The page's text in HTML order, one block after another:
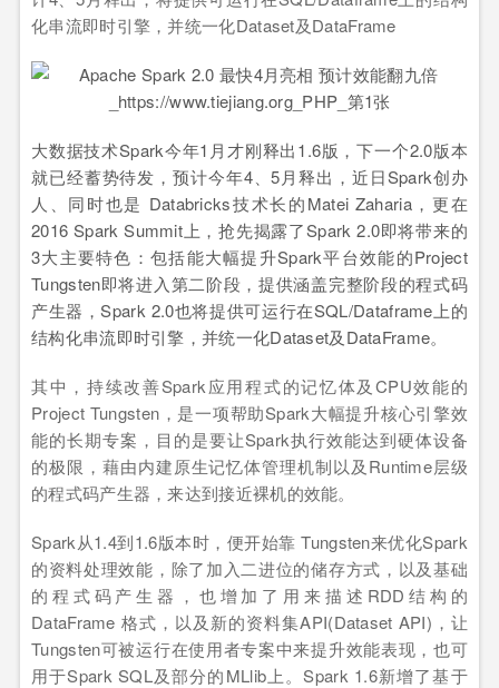
化串流即时引擎，并统一化Dataset及DataFrame
大数据技术Spark今年1月才刚释出1.6版，下一个2.0版本
就已经蓄势待发，预计今年4、5月释出，近日Spark创办
人、同时也是 Databricks技术长的Matei Zaharia，更在
2016 Spark Summit上，抢先揭露了Spark 2.0即将带来的
3大主要特色：包括能大幅提升Spark平台效能的Project
Tungsten即将进入第二阶段，提供涵盖完整阶段的程式码
产生器，Spark 2.0也将提供可运行在SQL/Dataframe上的
结构化串流即时引擎，并统一化Dataset及DataFrame。
其中，持续改善Spark应用程式的记忆体及CPU效能的
Project Tungsten，是一项帮助Spark大幅提升核心引擎效
能的长期专案，目的是要让Spark执行效能达到硬体设备
的极限，藉由内建原生记忆体管理机制以及Runtime层级
的程式码产生器，来达到接近裸机的效能。
Spark从1.4到1.6版本时，便开始靠 Tungsten来优化Spark
的资料处理效能，除了加入二进位的储存方式，以及基础
的程式码产生器，也增加了用来描述RDD结构的
DataFrame 格式，以及新的资料集API(Dataset API)，让
Tungsten可被运行在使用者专案中来提升效能表现，也可
用于Spark SQL及部分的MLlib上。Spark 1.6新增了基于